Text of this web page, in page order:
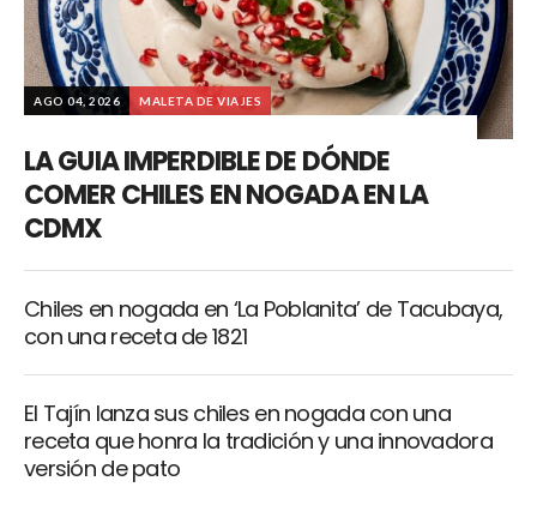
AGO 04, 2026 MALETA DE VIAJES
LA GUIA IMPERDIBLE DE DÓNDE
COMER CHILES EN NOGADA EN LA
CDMX
Chiles en nogada en ‘La Poblanita’ de Tacubaya,
con una receta de 1821
El Tajín lanza sus chiles en nogada con una
receta que honra la tradición y una innovadora
versión de pato